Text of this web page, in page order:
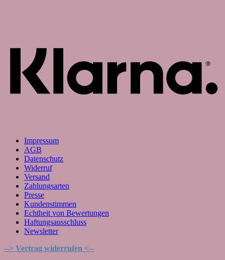
Impressum
AGB
Datenschutz
Widerruf
Versand
Zahlungsarten
Presse
Kundenstimmen
Echtheit von Bewertungen
Haftungsausschluss
Newsletter
--> Vertrag widerrufen <--